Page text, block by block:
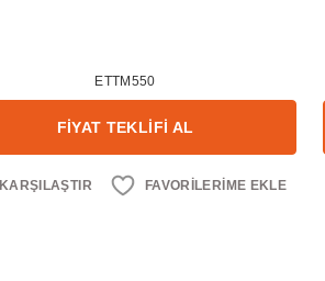
ETTM550
FİYAT TEKLİFİ AL
KARŞILAŞTIR